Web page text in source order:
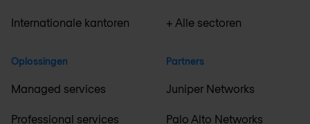
Internationale kantoren
Oplossingen
Managed services
Professional services
+ Alle sectoren
Partners
Juniper Networks
Palo Alto Networks